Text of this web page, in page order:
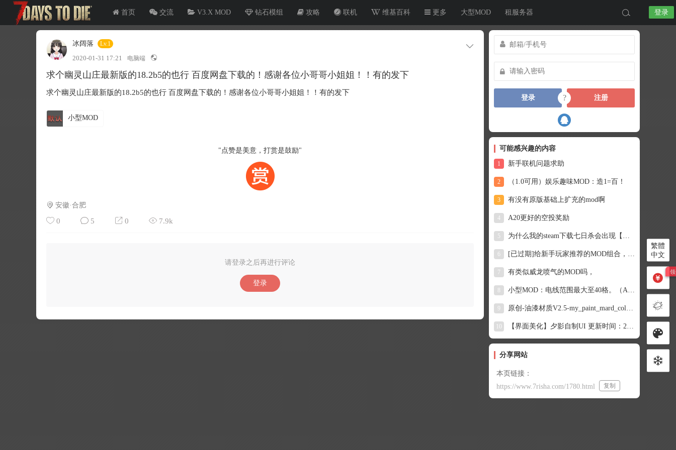
首页 交流 V3.X MOD 钻石模组 攻略 联机 维基百科 更多 大型MOD 租服务器 登录
冰阔落 Lv.1
2020-01-31 17:21 电脑端
求个幽灵山庄最新版的18.2b5的也行 百度网盘下载的！感谢各位小哥哥小姐姐！！有的发下
求个幽灵山庄最新版的18.2b5的也行 百度网盘下载的！感谢各位小哥哥小姐姐！！有的发下
小型MOD
"点赞是美意，打赏是鼓励"
安徽·合肥
0 5 0 7.9k
请登录之后再进行评论
登录
登录 ? 注册
可能感兴趣的内容
1 新手联机问题求助
2 ​（1.0可用）娱乐趣味MOD：造1=百！
3 有没有原版基础上扩充的mod啊
4 A20更好的空投奖励
5 为什么我的steam下载七日杀会出现【内容不可用】啊
6 [已过期]给新手玩家推荐的MOD组合，降低萌新生存难度~
7 有类似威龙喷气的MOD吗，
小型MOD：电线范围最大至40格。（A21，转载）
9 原创-油漆材质V2.5-my_paint_mard_colorsMARD色系221色（拼豆专属色系）
【界面美化】夕影自制UI 更新时间：2026.7.15（简单修了几个bug）
分享网站
本页链接：
https://www.7risha.com/1780.html
复制
繁體
中文